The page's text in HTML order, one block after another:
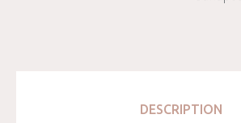
DESCRIPTION